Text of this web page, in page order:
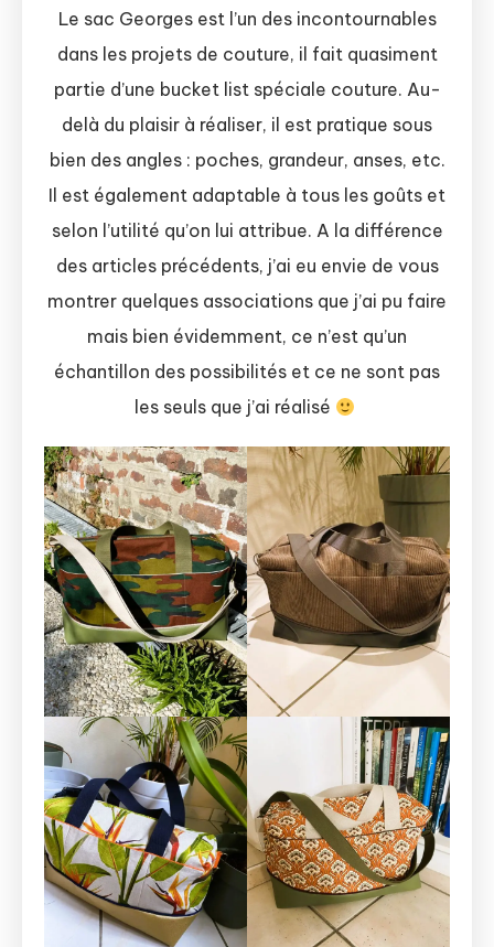
Le sac Georges est l’un des incontournables
dans les projets de couture, il fait quasiment
partie d’une bucket list spéciale couture. Au-
delà du plaisir à réaliser, il est pratique sous
bien des angles : poches, grandeur, anses, etc.
Il est également adaptable à tous les goûts et
selon l’utilité qu’on lui attribue. A la différence
des articles précédents, j’ai eu envie de vous
montrer quelques associations que j’ai pu faire
mais bien évidemment, ce n’est qu’un
échantillon des possibilités et ce ne sont pas
les seuls que j’ai réalisé